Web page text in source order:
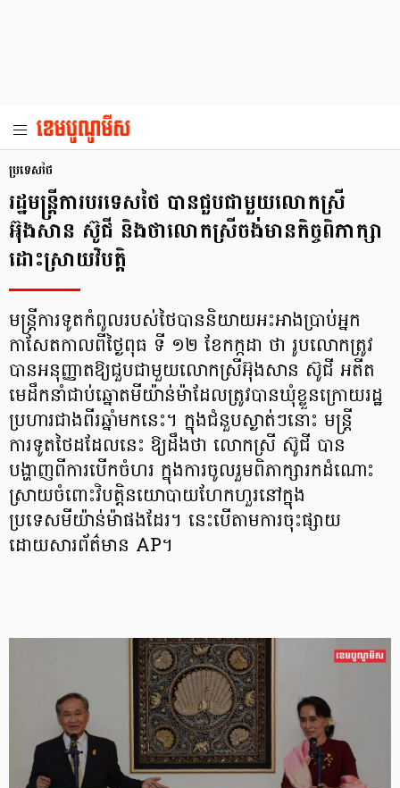
ប្រទេសថៃ
រដ្ឋមន្ត្រីការបរទេសថៃ បានជួបជាមួយលោកស្រី
អ៊ុងសាន ស៊ូជី និងថាលោកស្រីចង់មានកិច្ចពិភាក្សា
ដោះស្រាយវិបត្តិ
មន្ត្រីការទូតកំពូលរបស់ថៃបាននិយាយអះអាងប្រាប់អ្នក
កាសែតកាលពីថ្ងៃពុធ ទី ១២ ខែកក្កដា ថា រូបលោកត្រូវ
បានអនុញ្ញាតឱ្យជួបជាមួយលោកស្រីអ៊ុងសាន ស៊ូជី អតីត
មេដឹកនាំជាប់ឆ្នោតមីយ៉ាន់ម៉ាដែលត្រូវបានឃុំខ្លួនក្រោយរដ្ឋ
ប្រហារជាងពីរឆ្នាំមកនេះ។ ក្នុងជំនួបស្ងាត់ៗនោះ មន្ត្រី
ការទូតថៃដដែលនេះ ឱ្យដឹងថា លោកស្រី ស៊ូជី បាន
បង្ហាញពីការបើកចំហរ ក្នុងការចូលរួមពិភាក្សារកដំណោះ
ស្រាយចំពោះវិបត្តិនយោបាយហែកហួរនៅក្នុង
ប្រទេសមីយ៉ាន់ម៉ាផងដែរ។ នេះបើតាមការចុះផ្សាយ
ដោយសារព័ត៌មាន AP។